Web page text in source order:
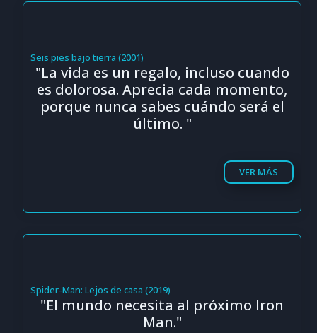
Seis pies bajo tierra (2001)
"La vida es un regalo, incluso cuando
es dolorosa. Aprecia cada momento,
porque nunca sabes cuándo será el
último. "
VER MÁS
Spider-Man: Lejos de casa (2019)
"El mundo necesita al próximo Iron
Man."